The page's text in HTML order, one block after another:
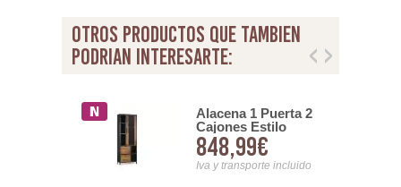
otros productos que tambien
podrian interesarte:
Alacena 1 Puerta 2
Cajones Estilo
Industrial Actual
Anacar
848,99€
Iva y transporte incluido